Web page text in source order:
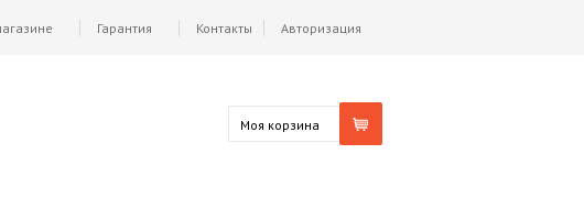
Авторизация
Гарантия Контакты
Моя корзина